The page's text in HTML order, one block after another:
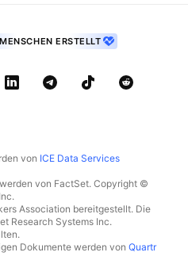
ERSTELLT
von ICE Data Services
von FactSet. Copyright ©
Association bereitgestellt. Die
Research Systems Inc.
Dokumente werden von Quartr